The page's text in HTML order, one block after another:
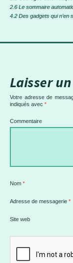
2.6 Le sommaire
4.2 Des gadgets qui n’en
Laisser
Votre adresse de
indiqués avec *
Commentaire
Nom *
Adresse de messagerie *
Site web